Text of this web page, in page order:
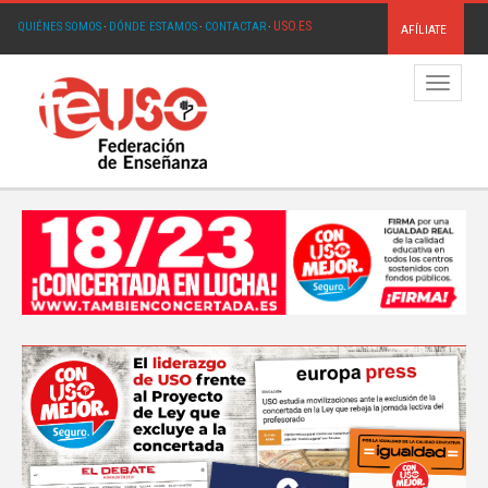
QUIÉNES SOMOS· DÓNDE ESTAMOS· CONTACTAR· USO.ES AFÍLIATE
Menú